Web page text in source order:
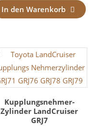
In den Warenkorb
Kupplungsnehmer-
Zylinder LandCruiser
GRJ7